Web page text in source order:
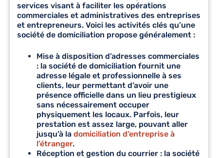
services visant à faciliter les opérations
commerciales et administratives des entreprises
et entrepreneurs. Voici les activités clés qu’une
société de domiciliation propose généralement :
Mise à disposition d’adresses commerciales
: la société de domiciliation fournit une
adresse légale et professionnelle à ses
clients, leur permettant d’avoir une
présence officielle dans un lieu prestigieux
sans nécessairement occuper
physiquement les locaux. Parfois, leur
prestation est assez large, pouvant aller
jusqu’à la domiciliation d’entreprise à
l’étranger.
Réception et gestion du courrier : la société